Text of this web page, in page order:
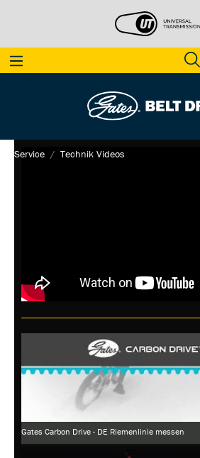
Service Technik Videos
Gates Carbon Drive - DE Riemenlinie messen